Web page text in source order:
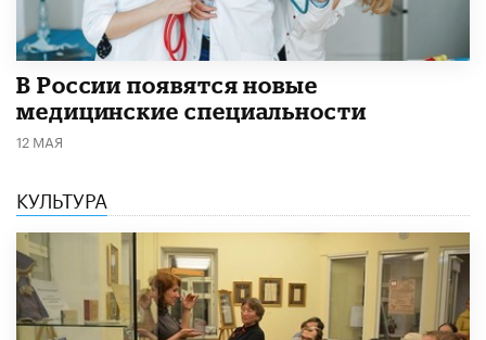
В России появятся новые
медицинские специальности
12 МАЯ
КУЛЬТУРА